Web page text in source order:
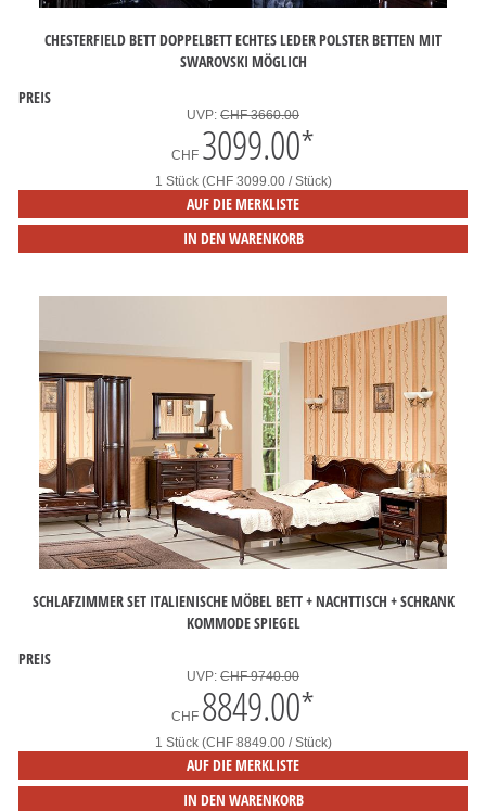
CHESTERFIELD BETT DOPPELBETT ECHTES LEDER POLSTER BETTEN MIT
SWAROVSKI MÖGLICH
PREIS
UVP: CHF 3660.00
CHF 3099.00*
1 Stück (CHF 3099.00 / Stück)
AUF DIE MERKLISTE
IN DEN WARENKORB
SCHLAFZIMMER SET ITALIENISCHE MÖBEL BETT + NACHTTISCH + SCHRANK
KOMMODE SPIEGEL
PREIS
UVP: CHF 9740.00
CHF 8849.00*
1 Stück (CHF 8849.00 / Stück)
AUF DIE MERKLISTE
IN DEN WARENKORB